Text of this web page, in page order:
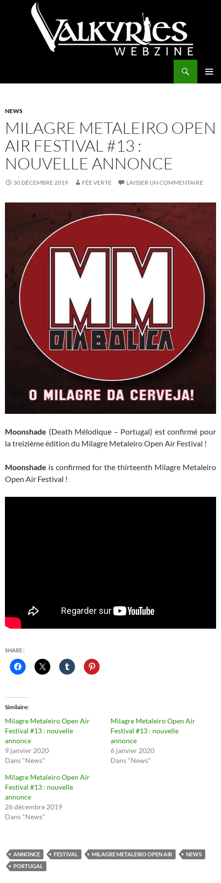
NEWS
MILAGRE METALEIRO OPEN
AIR FESTIVAL #13 :
NOUVELLE ANNONCE
30 DÉCEMBRE 2019 FÉE VERTE LAISSER UN COMMENTAIRE
Moonshade (Death Mélodique – Portugal) est confirmé pour
la treizième édition du Milagre Metaleiro Open Air Festival !
Moonshade is confirmed for the thirteenth Milagre Metaleiro
Open Air Festival !
SHARE :
Similaire
Milagre Metaleiro Open Air
Festival #13 : nouvelle
annonce
9 janvier 2020
Dans "News"
Milagre Metaleiro Open Air
Festival #13 : nouvelle
annonce
6 janvier 2020
Dans "News"
Milagre Metaleiro Open Air
Festival #13 : nouvelle
annonce
26 décembre 2019
Dans "News"
ANNONCE FESTIVAL MILAGRE METALEIRO OPEN AIR
NEWS
PORTUGAL